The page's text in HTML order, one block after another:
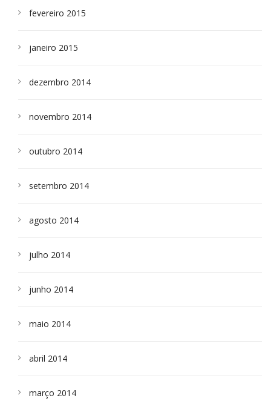
fevereiro 2015
janeiro 2015
dezembro 2014
novembro 2014
outubro 2014
setembro 2014
agosto 2014
julho 2014
junho 2014
maio 2014
abril 2014
março 2014